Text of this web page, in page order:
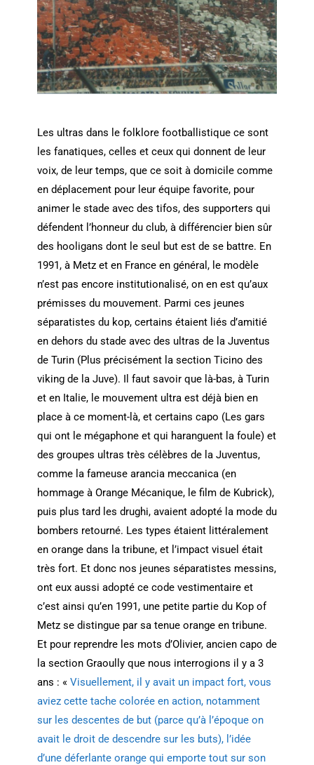
Les ultras dans le folklore footballistique ce sont
les fanatiques, celles et ceux qui donnent de leur
voix, de leur temps, que ce soit à domicile comme
en déplacement pour leur équipe favorite, pour
animer le stade avec des tifos, des supporters qui
défendent l’honneur du club, à différencier bien sûr
des hooligans dont le seul but est de se battre. En
1991, à Metz et en France en général, le modèle
n’est pas encore institutionalisé, on en est qu’aux
prémisses du mouvement. Parmi ces jeunes
séparatistes du kop, certains étaient liés d’amitié
en dehors du stade avec des ultras de la Juventus
de Turin (Plus précisément la section Ticino des
viking de la Juve). Il faut savoir que là-bas, à Turin
et en Italie, le mouvement ultra est déjà bien en
place à ce moment-là, et certains capo (Les gars
qui ont le mégaphone et qui haranguent la foule) et
des groupes ultras très célèbres de la Juventus,
comme la fameuse arancia meccanica (en
hommage à Orange Mécanique, le film de Kubrick),
puis plus tard les drughi, avaient adopté la mode du
bombers retourné. Les types étaient littéralement
en orange dans la tribune, et l’impact visuel était
très fort. Et donc nos jeunes séparatistes messins,
ont eux aussi adopté ce code vestimentaire et
c’est ainsi qu’en 1991, une petite partie du Kop of
Metz se distingue par sa tenue orange en tribune.
Et pour reprendre les mots d’Olivier, ancien capo de
la section Graoully que nous interrogions il y a 3
ans : « Visuellement, il y avait un impact fort, vous
aviez cette tache colorée en action, notamment
sur les descentes de but (parce qu’à l’époque on
avait le droit de descendre sur les buts), l’idée
d’une déferlante orange qui emporte tout sur son